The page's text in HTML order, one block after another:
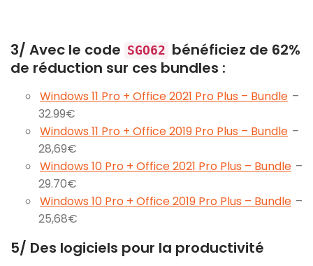
3/ Avec le code SGO62 bénéficiez de 62%
de réduction sur ces bundles :
Windows 11 Pro + Office 2021 Pro Plus – Bundle –
32.99€
Windows 11 Pro + Office 2019 Pro Plus – Bundle –
28,69€
Windows 10 Pro + Office 2021 Pro Plus – Bundle –
29.70€
Windows 10 Pro + Office 2019 Pro Plus – Bundle –
25,68€
5/ Des logiciels pour la productivité